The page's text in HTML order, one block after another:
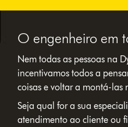
O engenheiro em
Nem todas as pessoas na
incentivamos todos a
coisas e voltar a montá-las
Seja qual for a sua
atendimento ao cliente ou